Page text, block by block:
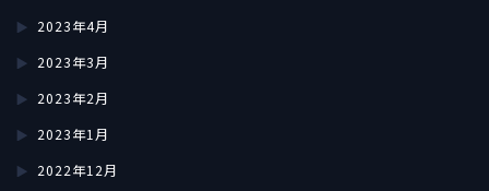
2023年4月
2023年3月
2023年2月
2023年1月
2022年12月